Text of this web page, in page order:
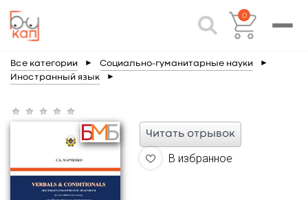
0
Все категории ► Социально-гуманитарные науки ►
Иностранный язык ►
Читать отрывок
В избранное